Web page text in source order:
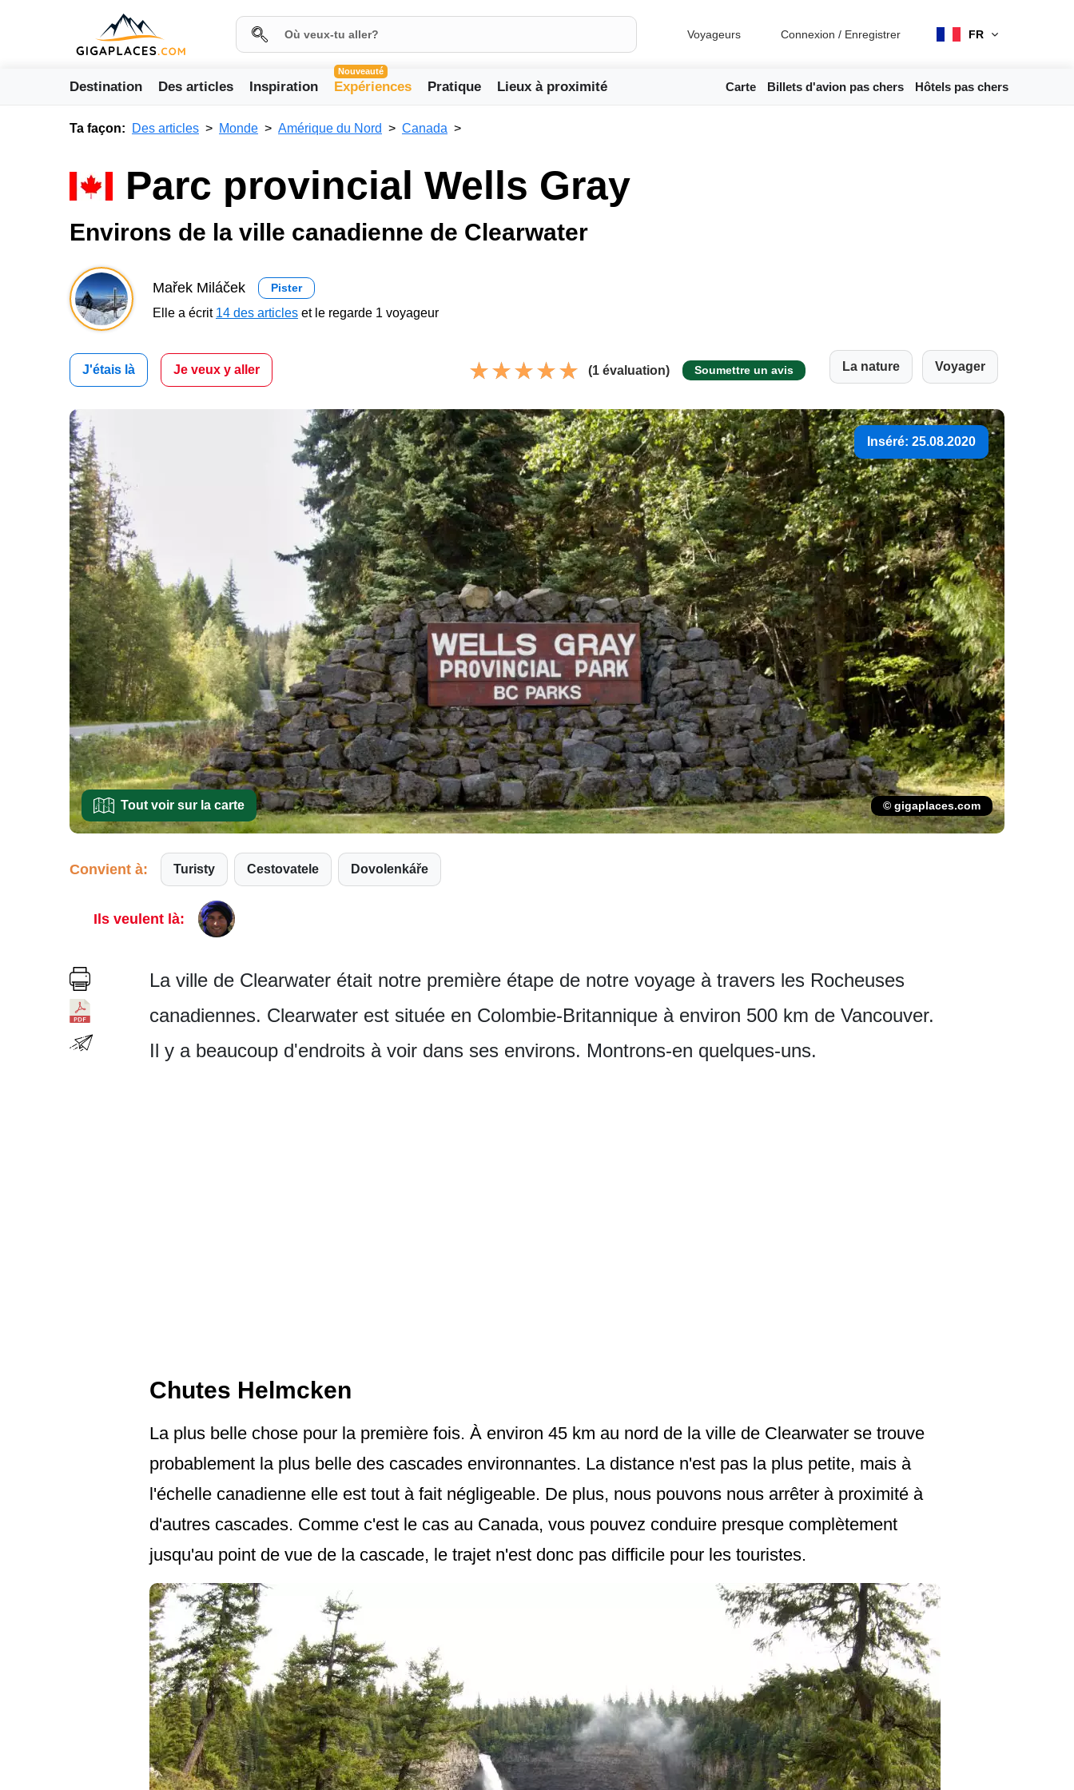
Voyageurs Connexion / Enregistrer FR
Destination Des articles Inspiration
Nouveauté
Expériences Pratique Lieux à proximité Carte Billets d'avion pas chers Hôtels pas chers
Ta façon: Des articles Monde Amérique du Nord Canada
Parc provincial Wells Gray
Environs de la ville canadienne de Clearwater
Mařek Miláček Pister
Elle a écrit 14 des articles et le regarde 1 voyageur
J'étais là Je veux y aller (1 évaluation) Soumettre un avis La nature Voyager
Inséré: 25.08.2020
Tout voir sur la carte © gigaplaces.com
Convient à: Turisty Cestovatele Dovolenkáře
Ils veulent là:
La ville de Clearwater était notre première étape de notre voyage à travers les Rocheuses
canadiennes. Clearwater est située en Colombie-Britannique à environ 500 km de Vancouver.
Il y a beaucoup d'endroits à voir dans ses environs. Montrons-en quelques-uns.
Chutes Helmcken
La plus belle chose pour la première fois. À environ 45 km au nord de la ville de Clearwater se trouve
probablement la plus belle des cascades environnantes. La distance n'est pas la plus petite, mais à
l'échelle canadienne elle est tout à fait négligeable. De plus, nous pouvons nous arrêter à proximité à
d'autres cascades. Comme c'est le cas au Canada, vous pouvez conduire presque complètement
jusqu'au point de vue de la cascade, le trajet n'est donc pas difficile pour les touristes.